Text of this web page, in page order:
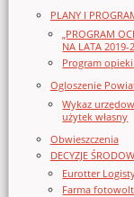
PLANY I
„PROGRAM
NA LATA 2019-
Program
Ogloszenie
Wykaz
użytek własny
Obwieszczenia
DECYZJE
Eurotter
Farma